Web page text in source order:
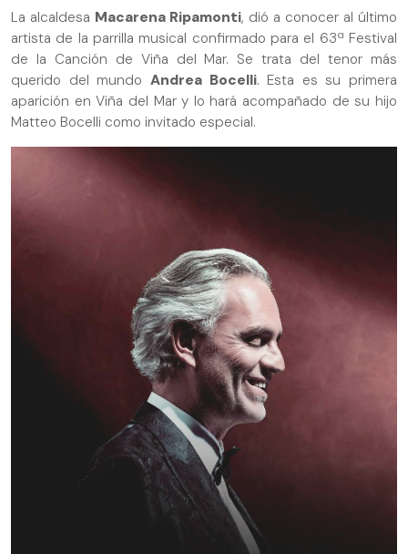
La alcaldesa Macarena Ripamonti, dió a conocer al último
artista de la parrilla musical confirmado para el 63ª Festival
de la Canción de Viña del Mar. Se trata del tenor más
querido del mundo Andrea Bocelli. Esta es su primera
aparición en Viña del Mar y lo hará acompañado de su hijo
Matteo Bocelli como invitado especial.